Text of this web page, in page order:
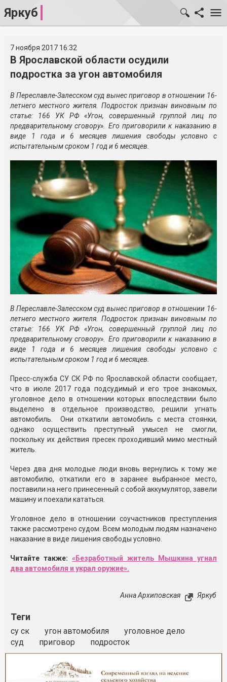
Яркуб
7 ноября 2017 16:32
В Ярославской области осудили
подростка за угон автомобиля
В Переславле-Залесском суд вынес приговор в отношении 16-
летнего местного жителя. Подросток признан виновным по
статье: 166 УК РФ «Угон, совершенный группой лиц по
предварительному сговору». Его приговорили к наказанию в
виде 1 года и 6 месяцев лишения свободы условно с
испытательным сроком 1 год и 6 месяцев.
В Переславле-Залесском суд вынес приговор в отношении 16-
летнего местного жителя. Подросток признан виновным по
статье: 166 УК РФ «Угон, совершенный группой лиц по
предварительному сговору». Его приговорили к наказанию в
виде 1 года и 6 месяцев лишения свободы условно с
испытательным сроком 1 год и 6 месяцев.
Пресс-служба СУ СК РФ по Ярославской области сообщает,
что в июле 2017 года подсудимый и его трое знакомых,
уголовное дело в отношении которых впоследствии было
выделено в отдельное производство, решили угнать
автомобиль. Они откатили автомобиль с места стоянки,
однако осуществить преступный умысел не смогли,
поскольку их действия пресек проходивший мимо местный
житель.
Через два дня молодые люди вновь вернулись к тому же
автомобилю, откатили его в заранее выбранное место,
поставили на него принесенный с собой аккумулятор, завели
машину и поехали кататься.
Уголовное дело в отношении соучастников преступления
также рассмотрено судом. Всем молодым людям назначено
наказание в виде лишения свободы условно.
Читайте также: «Безработный житель Мышкина угнал
два автомобиля и украл оружие».
Анна Архиповская Яркуб
Теги
су ск угон автомобиля
уголовное дело
суд
приговор подросток